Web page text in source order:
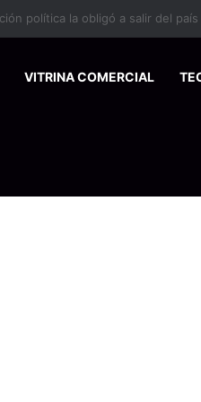
VITRINA COMERCIAL